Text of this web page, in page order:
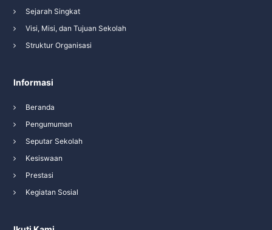
Sejarah Singkat
Visi, Misi, dan Tujuan Sekolah
Struktur Organisasi
Informasi
Beranda
Pengumuman
Seputar Sekolah
Kesiswaan
Prestasi
Kegiatan Sosial